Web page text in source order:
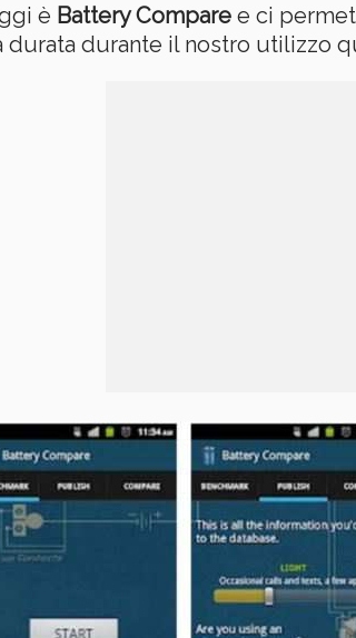
è Battery Compare e ci
durante il nostro utilizzo